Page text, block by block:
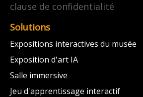
clause de confidentialité
Solutions
Expositions interactives du musée
Exposition d'art IA
Salle immersive
Jeu d'apprentissage interactif